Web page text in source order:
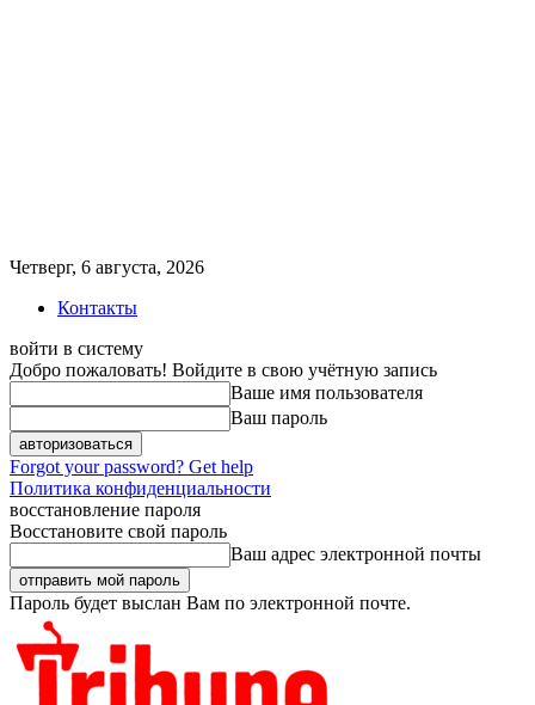
Четверг, 6 августа, 2026
Контакты
войти в систему
Добро пожаловать! Войдите в свою учётную запись
Ваше имя пользователя
Ваш пароль
Forgot your password? Get help
Политика конфиденциальности
восстановление пароля
Восстановите свой пароль
Ваш адрес электронной почты
Пароль будет выслан Вам по электронной почте.